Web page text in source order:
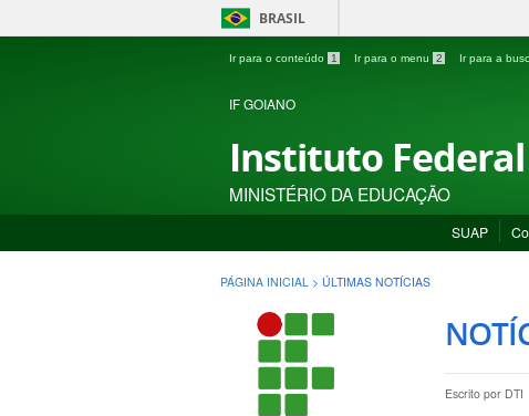
BRASIL
Ir para o conteúdo 1 Ir para o menu 2 Ir para a
IF GOIANO
Instituto
MINISTÉRIO DA EDUCAÇÃO
SUAP
PÁGINA INICIAL > ÚLTIMAS NOTÍCIAS
Escrito por DTI